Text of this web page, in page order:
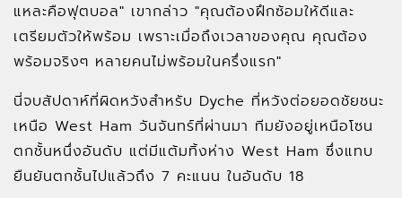
แหละคือฟุตบอล" เขากล่าว "คุณต้องฝึกซ้อมให้ดีและ
เตรียมตัวให้พร้อม เพราะเมื่อถึงเวลาของคุณ คุณต้อง
พร้อมจริงๆ หลายคนไม่พร้อมในครึ่งแรก"
นี่จบสัปดาห์ที่ผิดหวังสำหรับ Dyche ที่หวังต่อยอดชัยชนะ
เหนือ West Ham วันจันทร์ที่ผ่านมา ทีมยังอยู่เหนือโซน
ตกชั้นหนึ่งอันดับ แต่มีแต้มทิ้งห่าง West Ham ซึ่งแทบ
ยืนยันตกชั้นไปแล้วถึง 7 คะแนน ในอันดับ 18